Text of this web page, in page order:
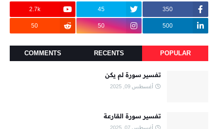
350
45
2.7k
500
50
50
POPULAR
RECENTS
COMMENTS
تفسير سورة لم يكن
أغسطس 09, 2025
تفسير سورة القارعة
أغسطس 07, 2025